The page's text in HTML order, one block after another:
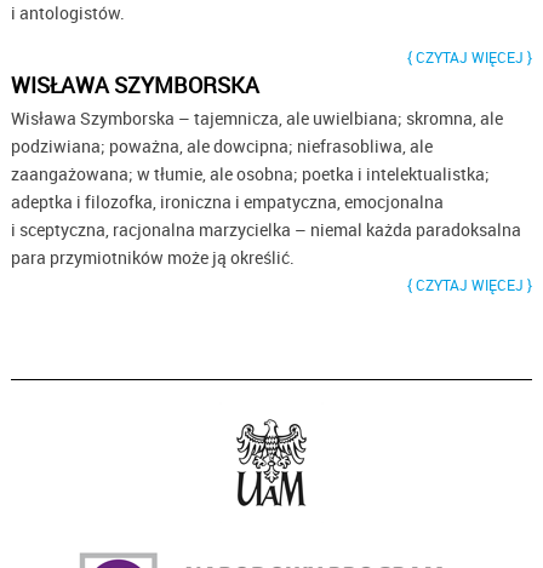
i antologistów.
CZYTAJ WIĘCEJ
WISŁAWA SZYMBORSKA
Wisława Szymborska – tajemnicza, ale uwielbiana; skromna, ale
podziwiana; poważna, ale dowcipna; niefrasobliwa, ale
zaangażowana; w tłumie, ale osobna; poetka i intelektualistka;
adeptka i filozofka, ironiczna i empatyczna, emocjonalna
i sceptyczna, racjonalna marzycielka – niemal każda paradoksalna
para przymiotników może ją określić.
CZYTAJ WIĘCEJ